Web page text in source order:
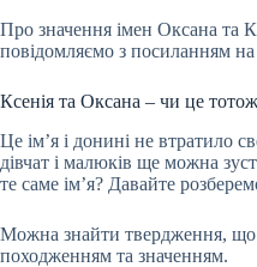
Про значення імен Оксана та
повідомляємо з посиланням на
Ксенія та Оксана – чи це
Це ім’я і донині не втратило
дівчат і малюків ще можна
те саме ім’я? Давайте
Можна знайти твердження, що
походженням та значенням.